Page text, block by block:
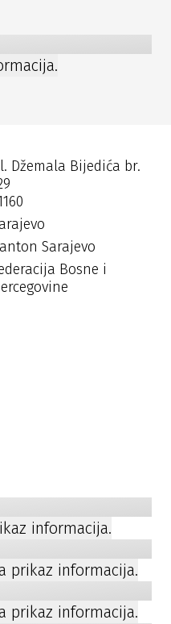
Džemala Bijedića br.
Sarajevo
Bosne i
informacija.
prikaz informacija.
prikaz informacija.